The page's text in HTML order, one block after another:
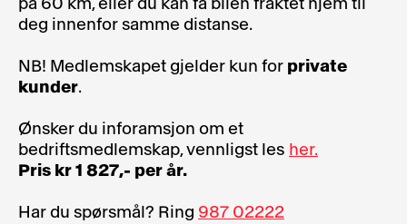
på 60 km, eller du kan få bilen fraktet hjem til
deg innenfor samme distanse.
NB! Medlemskapet gjelder kun for private
kunder.
Ønsker du inforamsjon om et
bedriftsmedlemskap, vennligst les her.
Pris kr 1 827,- per år.
Har du spørsmål? Ring 987 02222